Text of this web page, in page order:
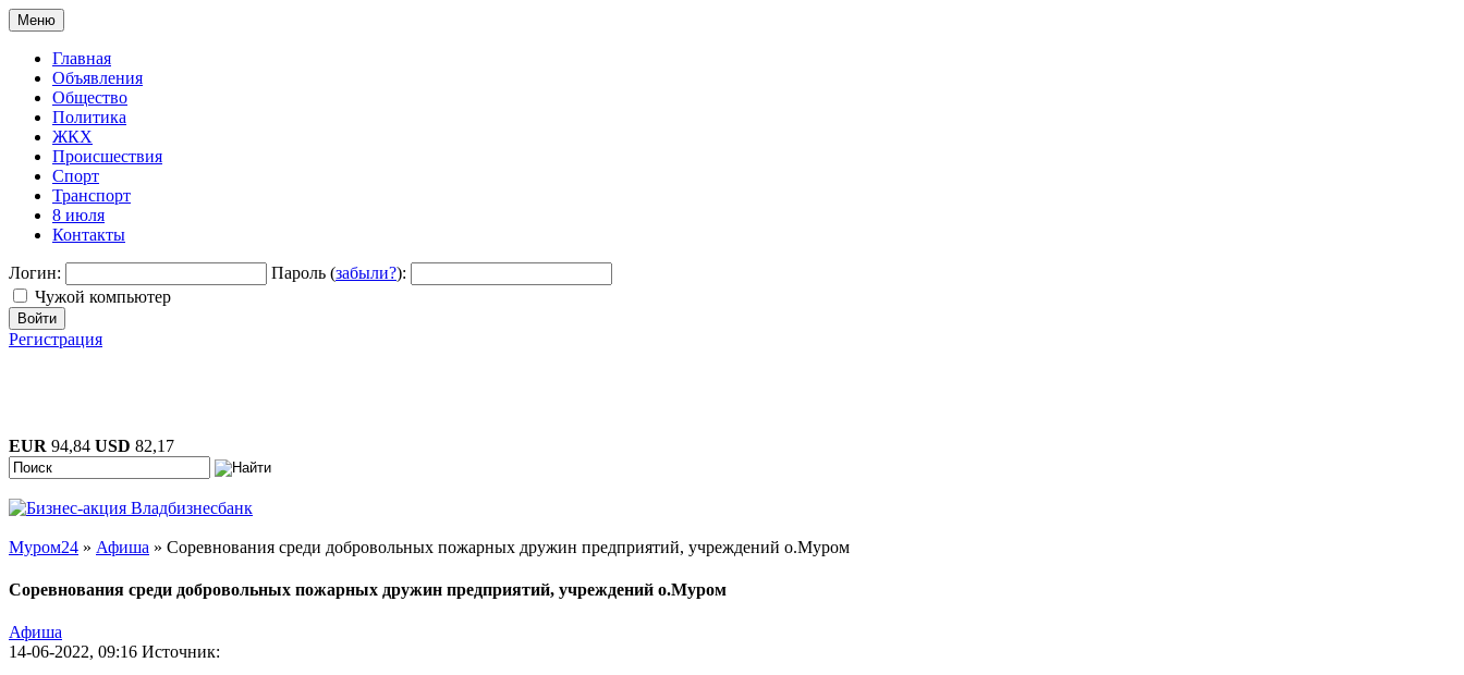
Меню
Главная
Объявления
Общество
Политика
ЖКХ
Происшествия
Спорт
Транспорт
8 июля
Контакты
Логин: Пароль (забыли?):
Чужой компьютер
Войти
Регистрация
EUR 94,84 USD 82,17
Муром24 » Афиша » Соревнования среди добровольных пожарных дружин предприятий, учреждений о.Муром
Соревнования среди добровольных пожарных дружин предприятий, учреждений о.Муром
Афиша
14-06-2022, 09:16 Источник: